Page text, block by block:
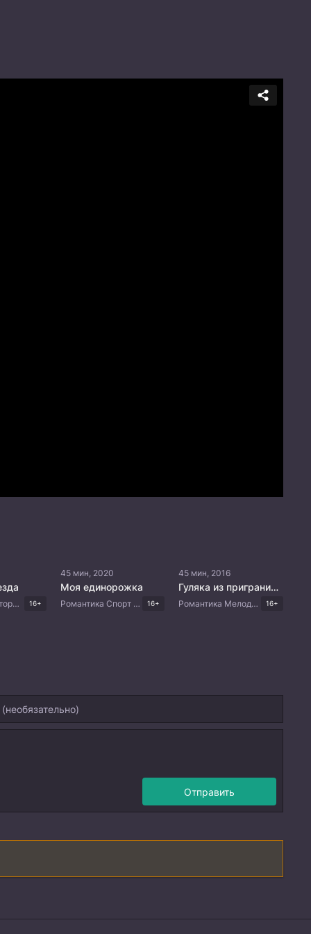
Романтика Исторический Комедия Драма Китайские дорамы 16+
45 мин, 2020
Моя единорожка
Романтика Спорт Комедия Китайские дорамы 16+
45 мин, 2016
Гуляка из приграничного города
Романтика Мелодрама Драма Боевые искусства Китайские дорамы 16+
Отправить